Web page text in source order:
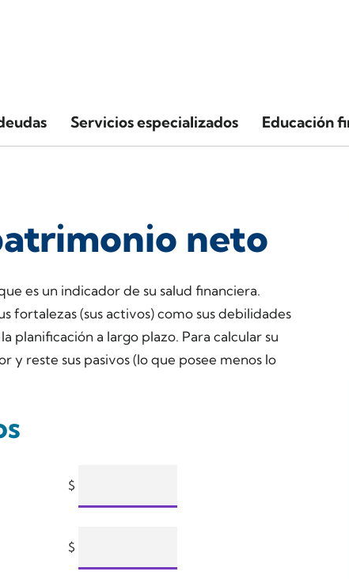
Servicios especializados Educación
neto
es un indicador de su salud financiera.
fortalezas (sus activos) como sus debilidades
planificación a largo plazo. Para calcular su
reste sus pasivos (lo que posee menos lo
$
$